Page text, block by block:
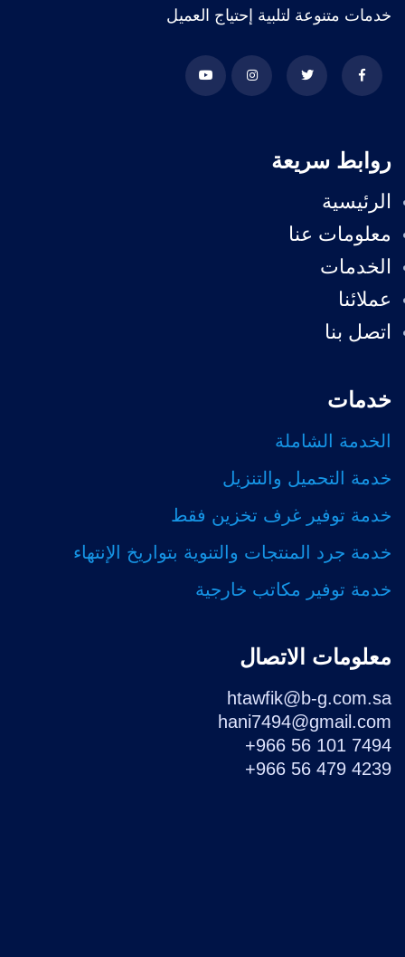
خدمات متنوعة لتلبية إحتياج العميل
روابط سريعة
الرئيسية
معلومات عنا
الخدمات
عملائنا
اتصل بنا
خدمات
الخدمة الشاملة
خدمة التحميل والتنزيل
خدمة توفير غرف تخزين فقط
خدمة جرد المنتجات والتنوية بتواريخ الإنتهاء
خدمة توفير مكاتب خارجية
معلومات الاتصال
htawfik@b-g.com.sa
hani7494@gmail.com
+966 56 101 7494
+966 56 479 4239